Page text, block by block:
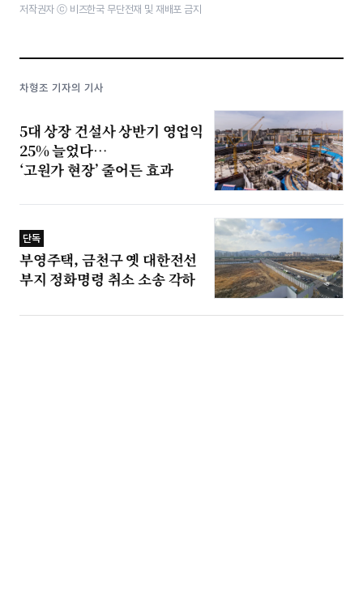
저작권자 ⓒ 비즈한국 무단전재 및 재배포 금지
차형조 기자의 기사
5대 상장 건설사 상반기 영업익
25% 늘었다…
‘고원가 현장’ 줄어든 효과
단독
부영주택, 금천구 옛 대한전선
부지 정화명령 취소 소송 각하